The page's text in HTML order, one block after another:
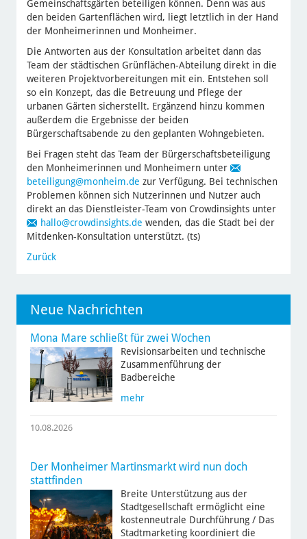
Gemeinschaftsgärten beteiligen können. Denn was aus
den beiden Gartenflächen wird, liegt letztlich in der Hand
der Monheimerinnen und Monheimer.
Die Antworten aus der Konsultation arbeitet dann das
Team der städtischen Grünflächen-Abteilung direkt in die
weiteren Projektvorbereitungen mit ein. Entstehen soll
so ein Konzept, das die Betreuung und Pflege der
urbanen Gärten sicherstellt. Ergänzend hinzu kommen
außerdem die Ergebnisse der beiden
Bürgerschaftsabende zu den geplanten Wohngebieten.
Bei Fragen steht das Team der Bürgerschaftsbeteiligung
den Monheimerinnen und Monheimern unter
beteiligung@monheim.de zur Verfügung. Bei technischen
Problemen können sich Nutzerinnen und Nutzer auch
direkt an das Dienstleister-Team von Crowdinsights unter
hallo@crowdinsights.de wenden, das die Stadt bei der
Mitdenken-Konsultation unterstützt. (ts)
Zurück
Neue Nachrichten
Mona Mare schließt für zwei Wochen
Revisionsarbeiten und technische
Zusammenführung der
Badbereiche
mehr
10.08.2026
Der Monheimer Martinsmarkt wird nun doch
stattfinden
Breite Unterstützung aus der
Stadtgesellschaft ermöglicht eine
kostenneutrale Durchführung / Das
Stadtmarketing koordiniert die